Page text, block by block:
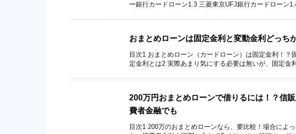
ー銀行カードローン1.3 三菱東京UFJ銀行カードローン
おまとめローンは固定金利と変動金利どっち
目次1 おまとめローン（カードローン）は固定金利！
定金利とは2 実際あまり気にする必要は無いが、固定
200万円おまとめローンで借りるには！？信
費者金融でも
目次1 200万のおまとめローンなら、要比較！場合によ